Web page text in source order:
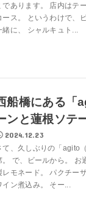
であります。 店内はテ
ース。 というわけで、
緒に、 シャルキュト...
船橋にある「
ンと蓮根ソテ
2024.12.23
て、久しぶりの「agito
。 で、ビールから。 お
レモネード。 パクチー
イン煮込み。 そー...